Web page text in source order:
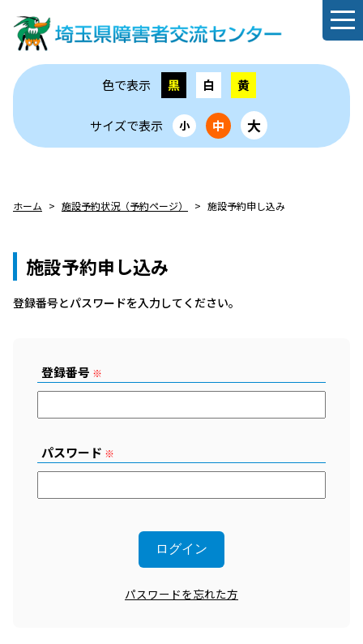
色で表示 黒 白 黄
サイズで表示 小 中 大
ホーム 施設予約状況（予約ページ） 施設予約申し込み
施設予約申し込み
登録番号とパスワードを⼊⼒してください。
登録番号 ※
パスワード ※
パスワードを忘れた方